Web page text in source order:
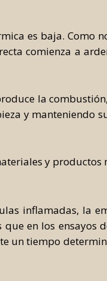
es baja. Como
comienza a
la
y manteniendo
y productos
inflamadas, la
en los ensayos
un tiempo